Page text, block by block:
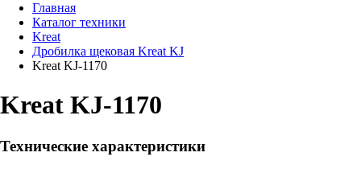
Главная
Каталог техники
Kreat
Дробилка щековая Kreat KJ
Kreat KJ-1170
Kreat KJ-1170
Технические характеристики